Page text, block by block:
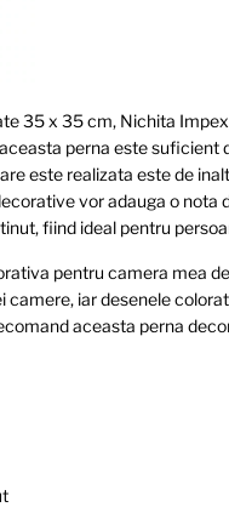
35 x 35 cm, Nichita
perna este
este realizata este de
vor adauga o
fiind ideal pentru
pentru camera mea
camere, iar desenele
aceasta perna